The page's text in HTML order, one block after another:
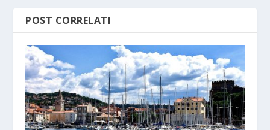
POST CORRELATI